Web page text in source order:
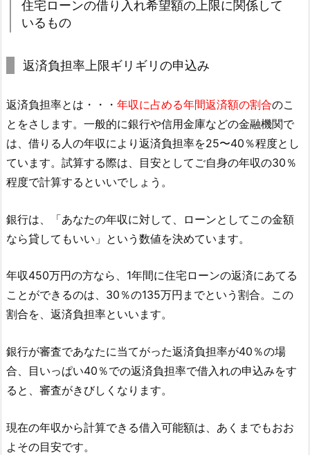
住宅ローンの借り入れ希望額の上限に関係して
いるもの
返済負担率上限ギリギリの申込み
返済負担率とは・・・ 年収に占める年間返済額の割合のこ
とをさします。一般的に銀行や信用金庫などの金融機関で
は、借りる人の年収により返済負担率を25〜40％程度とし
ています。試算する際は、目安としてご自身の年収の30％
程度で計算するといいでしょう。
銀行は、「あなたの年収に対して、ローンとしてこの金額
なら貸してもいい」という数値を決めています。
年収450万円の方なら、1年間に住宅ローンの返済にあてる
ことができるのは、30％の135万円までという割合。この
割合を、返済負担率といいます。
銀行が審査であなたに当てがった返済負担率が40％の場
合、目いっぱい40％での返済負担率で借入れの申込みをす
ると、審査がきびしくなります。
現在の年収から計算できる借入可能額は、あくまでもおお
よその目安です。